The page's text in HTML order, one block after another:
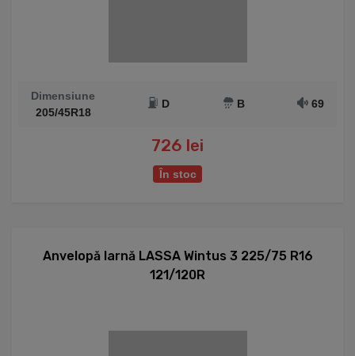
Dimensiune
205/45R18
D B 69
726 lei
În stoc
Anvelopă Iarnă LASSA Wintus 3 225/75 R16
121/120R